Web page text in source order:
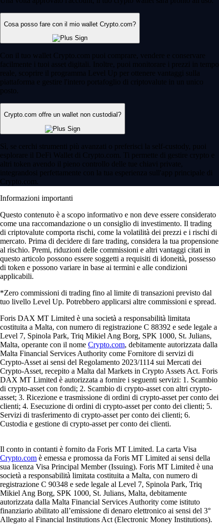
Cosa posso fare con il mio wallet Crypto.com?
Con il tuo wallet Crypto.com puoi comprare, vendere e conservare
facilmente i tuoi asset digitali. Inoltre, puoi monitorare i prezzi in tempo
reale, scoprire il programma Level Up per ottenere vantaggi sulla
piattaforma e gestire l'intero portafoglio di criptovalute in un unico
posto.
Crypto.com offre un wallet non custodial?
Sì, se cerchi strumenti più avanzati o preferisci la self-custody, puoi
esplorare il DeFi Wallet di Crypto.com. Ti permette di gestire crypto e
altri token avendo il pieno controllo delle tue chiavi private,
integrandosi perfettamente con la tua esperienza sull'app principale di
Crypto.com.
Informazioni importanti
Questo contenuto è a scopo informativo e non deve essere considerato
come una raccomandazione o un consiglio di investimento. Il trading
di criptovalute comporta rischi, come la volatilità dei prezzi e i rischi di
mercato. Prima di decidere di fare trading, considera la tua propensione
al rischio. Premi, riduzioni delle commissioni e altri vantaggi citati in
questo articolo possono essere soggetti a requisiti di idoneità, possesso
di token e possono variare in base ai termini e alle condizioni
applicabili.
*Zero commissioni di trading fino al limite di transazioni previsto dal
tuo livello Level Up. Potrebbero applicarsi altre commissioni e spread.
Foris DAX MT Limited è una società a responsabilità limitata
costituita a Malta, con numero di registrazione C 88392 e sede legale a
Level 7, Spinola Park, Triq Mikiel Ang Borg, SPK 1000, St. Julians,
Malta, operante con il nome Crypto.com, debitamente autorizzata dalla
Malta Financial Services Authority come Fornitore di servizi di
Crypto-Asset ai sensi del Regolamento 2023/1114 sui Mercati dei
Crypto-Asset, recepito a Malta dal Markets in Crypto Assets Act. Foris
DAX MT Limited è autorizzata a fornire i seguenti servizi: 1. Scambio
di crypto-asset con fondi; 2. Scambio di crypto-asset con altri crypto-
asset; 3. Ricezione e trasmissione di ordini di crypto-asset per conto dei
clienti; 4. Esecuzione di ordini di crypto-asset per conto dei clienti; 5.
Servizi di trasferimento di crypto-asset per conto dei clienti; 6.
Custodia e gestione di crypto-asset per conto dei clienti.
Il conto in contanti è fornito da Foris MT Limited. La carta Visa
Crypto.com è emessa e promossa da Foris MT Limited ai sensi della
sua licenza Visa Principal Member (Issuing). Foris MT Limited è una
società a responsabilità limitata costituita a Malta, con numero di
registrazione C 90348 e sede legale al Level 7, Spinola Park, Triq
Mikiel Ang Borg, SPK 1000, St. Julians, Malta, debitamente
autorizzata dalla Malta Financial Services Authority come istituto
finanziario abilitato all’emissione di denaro elettronico ai sensi del 3°
Allegato al Financial Institutions Act (Electronic Money Institutions).